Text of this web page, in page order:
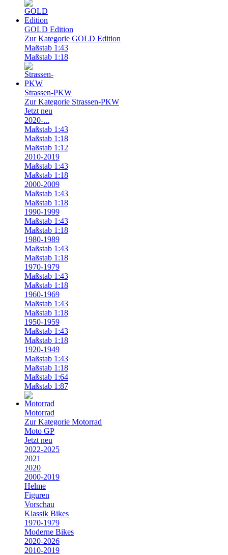
GOLD Edition
Zur Kategorie GOLD Edition
Maßstab 1:43
Maßstab 1:18
Strassen-PKW
Zur Kategorie Strassen-PKW
Jetzt neu
2020-...
Maßstab 1:43
Maßstab 1:18
Maßstab 1:12
2010-2019
Maßstab 1:43
Maßstab 1:18
2000-2009
Maßstab 1:43
Maßstab 1:18
1990-1999
Maßstab 1:43
Maßstab 1:18
1980-1989
Maßstab 1:43
Maßstab 1:18
1970-1979
Maßstab 1:43
Maßstab 1:18
1960-1969
Maßstab 1:43
Maßstab 1:18
1950-1959
Maßstab 1:43
Maßstab 1:18
1920-1949
Maßstab 1:43
Maßstab 1:18
Maßstab 1:64
Maßstab 1:87
Motorrad
Zur Kategorie Motorrad
Moto GP
Jetzt neu
2022-2025
2021
2020
2000-2019
Helme
Figuren
Vorschau
Klassik Bikes
1970-1979
Moderne Bikes
2020-2026
2010-2019